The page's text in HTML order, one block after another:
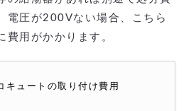
電圧が200Vない場合、こちら
費用がかかります。
キュートの取り付け費用